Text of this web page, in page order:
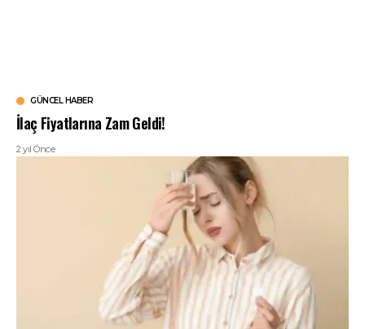
GÜNCEL HABER
İlaç Fiyatlarına Zam Geldi!
2 yıl Önce